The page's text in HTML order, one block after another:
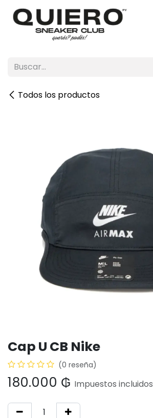
Ir al contenido
Todos los productos
Cap U CB Nike
(0 reseña)
180.000 ₲ Impuestos incluidos